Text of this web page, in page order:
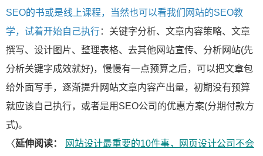
SEO的书或是线上课程，当然也可以看我们网站的SEO教
学，试着开始自己执行：关键字分析、文章内容策略、文章
撰写、设计图片、整理表格、去其他网站宣传、分析网站(先
分析关键字成效就好)，慢慢有一点预算之后，可以把文章包
给外面写手，逐渐提升网站文章内容产出量，初期没有预算
就应该自己执行，或者是用SEO公司的优惠方案(分期付款方
式)。
〈延伸阅读：
网站设计最重要的10件事，网页设计公司不会